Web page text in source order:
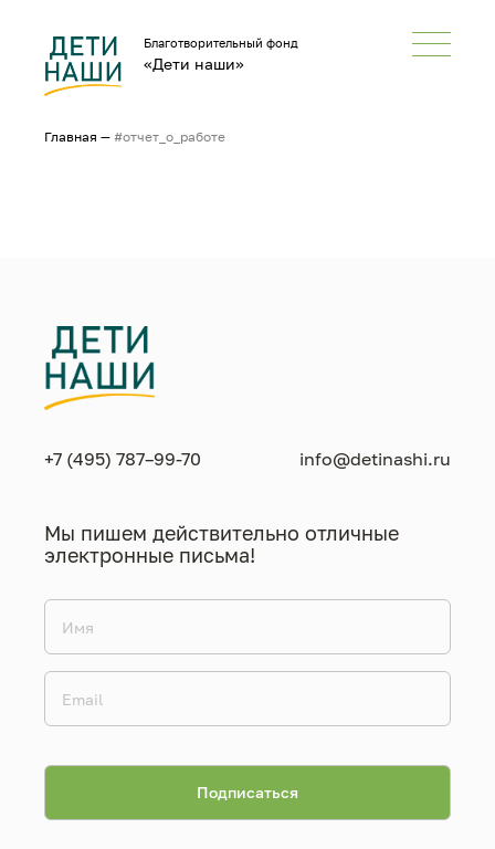
Благотворительный фонд
«Дети наши»
Главная — #отчет_о_работе
+7 (495) 787–99-70 info@detinashi.ru
Мы пишем действительно отличные
электронные письма!